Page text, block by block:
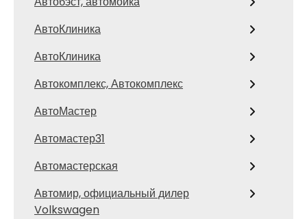
АвтоКлиника
АвтоКлиника
Автокомплекс, Автокомплекс
АвтоМастер
Автомастер31
Автомастерская
Автомир, официальный дилер
Volkswagen